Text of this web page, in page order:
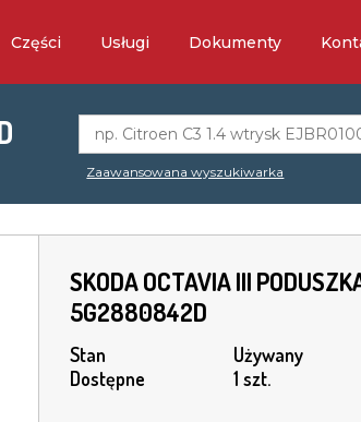
Części Usługi Dokumenty
Zaawansowana wyszukiwarka
SKODA OCTAVIA III
5G2880842D
Stan
Używany
Dostępne
1 szt.